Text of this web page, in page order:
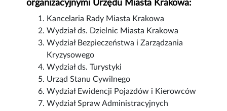
organizacyjnymi Urzędu Miasta Krakowa:
Kancelaria Rady Miasta Krakowa
Wydział ds. Dzielnic Miasta Krakowa
Wydział Bezpieczeństwa i Zarządzania
Kryzysowego
Wydział ds. Turystyki
Urząd Stanu Cywilnego
Wydział Ewidencji Pojazdów i Kierowców
Wydział Spraw Administracyjnych